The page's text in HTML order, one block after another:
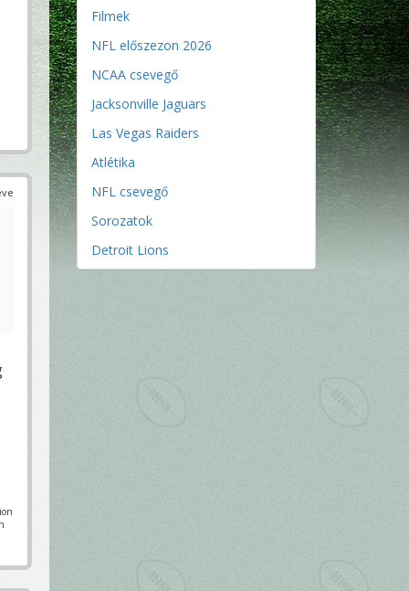
Filmek
NFL előszezon 2026
NCAA csevegő
Jacksonville Jaguars
Las Vegas Raiders
Atlétika
NFL csevegő
Sorozatok
Detroit Lions